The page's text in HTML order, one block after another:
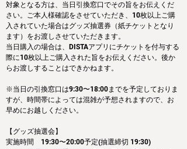
対象となる方は、当日引換窓口でその旨をお伝えくだ
さい。ご本人様確認をさせていただき、10枚以上ご購
入されていた場合はグッズ抽選券（紙チケットとなり
ます）をお渡しさせていただきます。
当日購入の場合は、DISTAアプリにチケットを付与する
際に10枚以上ご購入された旨をお伝えください。後か
らお渡しすることはできかねます。
※当日の引換窓口は9:30〜18:00までを予定しておりま
すが、時間帯によっては混雑が予想されますので、お
早めにお越しください。
【グッズ抽選会】
実施時間　19:30〜20:00予定(抽選締切 19:30)